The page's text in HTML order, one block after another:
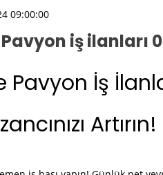
09:00:00
iş ilanları
Pavyon İş
Artırın!